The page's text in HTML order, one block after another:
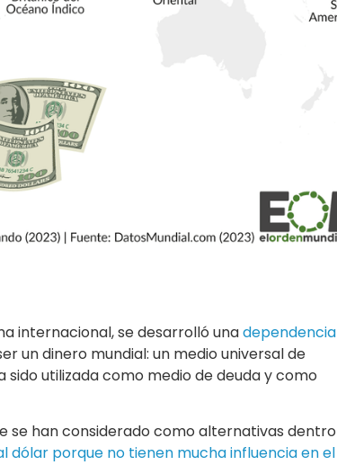
internacional, se desarrolló unadependencia
un dinero mundial: un medio universal de
utilizada como medio de deuda y como
se han considerado como alternativas dentro
dólar porque no tienen mucha influencia en el